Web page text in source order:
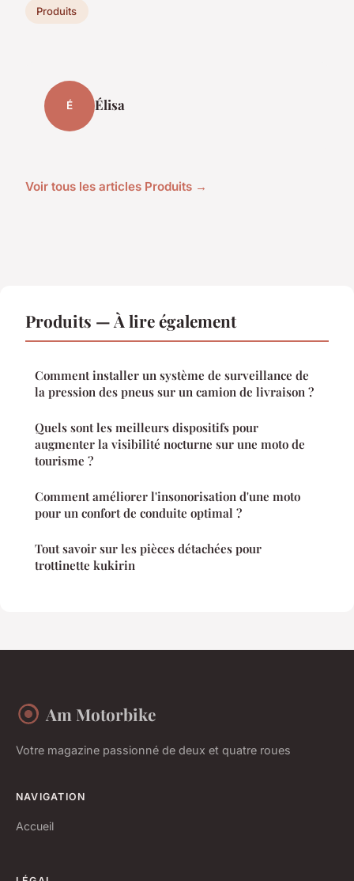
Produits
É Élisa
Voir tous les articles Produits →
Produits — À lire également
Comment installer un système de surveillance de
la pression des pneus sur un camion de livraison ?
Quels sont les meilleurs dispositifs pour
augmenter la visibilité nocturne sur une moto de
tourisme ?
Comment améliorer l'insonorisation d'une moto
pour un confort de conduite optimal ?
Tout savoir sur les pièces détachées pour
trottinette kukirin
Am Motorbike
Votre magazine passionné de deux et quatre roues
NAVIGATION
Accueil